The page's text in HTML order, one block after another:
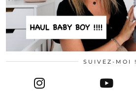
SUIVEZ-MOI !